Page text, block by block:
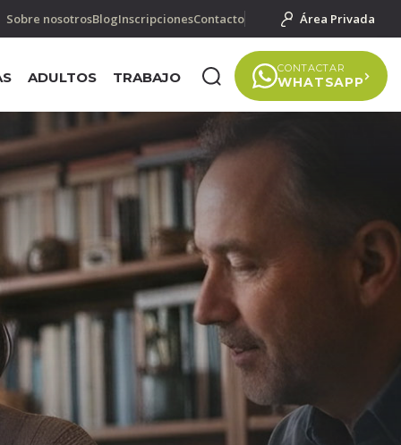
Sobre nosotrosBlogInscripcionesContacto Área Privada
ADULTOS TRABAJO
CONTACTAR
WHATSAPP